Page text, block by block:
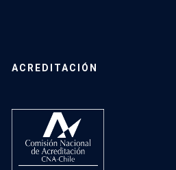
ACREDITACIÓN